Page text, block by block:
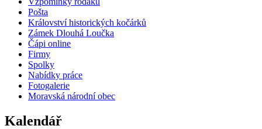
Pošta
Království historických kočárků
Zámek Dlouhá Loučka
Čápi online
Firmy
Spolky
Nabídky práce
Fotogalerie
Moravská národní obec
Kalendář